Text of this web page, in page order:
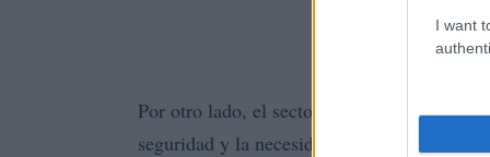
I want
Por otro lado, el sector aeroespacial y de
seguridad y la necesidad de innovación